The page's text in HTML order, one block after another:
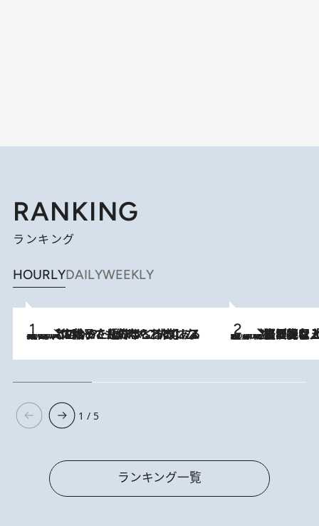
RANKING
ランキング
HOURLYDAILYWEEKLY
2026.8.5
【阿川佐和子さんの年とる力】なぜ70代で始めた趣味は“こんなに楽しい”のか？ ピアノ、俳句…スランプに陥っても続けられる“ある秘訣”とは 2026.8.5
【なぜ吉沢亮は「気配を消せる」のか？】興行収入208億の『国宝』を経て挑むミュージカル『ディア・エヴァン・ハンセン』。トップ俳優が舞台上でさらけ出した“孤独”とは
1 / 5
ランキング一覧